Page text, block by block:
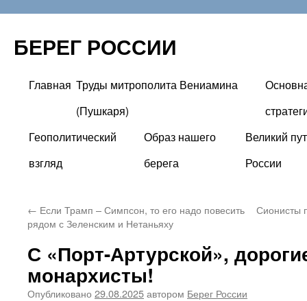
БЕРЕГ РОССИИ
Перейти
содержимому
Главная Труды митрополита Вениамина
(Пушкаря)
Геополитический
взгляд
Образ нашего
берега
Великий
России
← Если Трамп – Симпсон, то его надо повесить
рядом с Зеленским и Нетаньяху
Сионисты
С «Порт-Артурской»,
монархисты!
Опубликовано 29.08.2025автором Берег России